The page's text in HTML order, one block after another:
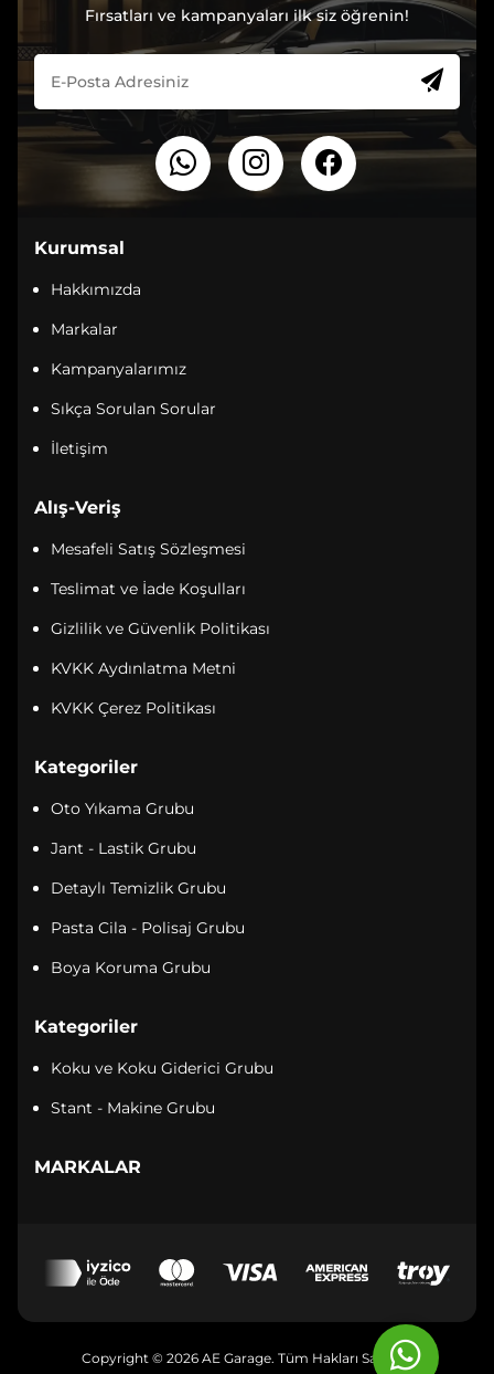
Fırsatları ve kampanyaları ilk siz öğrenin!
Kurumsal
Hakkımızda
Markalar
Kampanyalarımız
Sıkça Sorulan Sorular
İletişim
Alış-Veriş
Mesafeli Satış Sözleşmesi
Teslimat ve İade Koşulları
Gizlilik ve Güvenlik Politikası
KVKK Aydınlatma Metni
KVKK Çerez Politikası
Kategoriler
Oto Yıkama Grubu
Jant - Lastik Grubu
Detaylı Temizlik Grubu
Pasta Cila - Polisaj Grubu
Boya Koruma Grubu
Kategoriler
Koku ve Koku Giderici Grubu
Stant - Makine Grubu
MARKALAR
Copyright © 2026 AE Garage. Tüm Hakları Saklıdır.